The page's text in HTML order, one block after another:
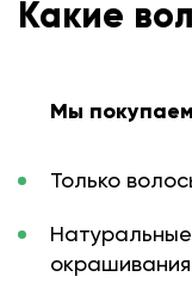
Какие
Мы
Только